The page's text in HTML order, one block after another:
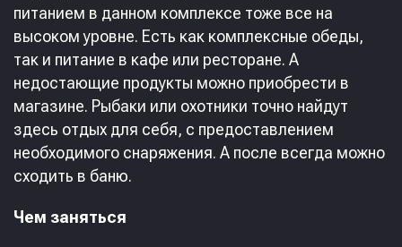
питанием в данном комплексе тоже все на
высоком уровне. Есть как комплексные обеды,
так и питание в кафе или ресторане. А
недостающие продукты можно приобрести в
магазине. Рыбаки или охотники точно найдут
здесь отдых для себя, с предоставлением
необходимого снаряжения. А после всегда можно
сходить в баню.
Чем заняться